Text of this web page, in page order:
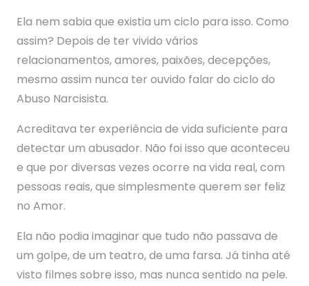
Ela nem sabia que existia um ciclo para isso. Como
assim? Depois de ter vivido vários
relacionamentos, amores, paixões, decepções,
mesmo assim nunca ter ouvido falar do ciclo do
Abuso Narcisista.
Acreditava ter experiência de vida suficiente para
detectar um abusador. Não foi isso que aconteceu
e que por diversas vezes ocorre na vida real, com
pessoas reais, que simplesmente querem ser feliz
no Amor.
Ela não podia imaginar que tudo não passava de
um golpe, de um teatro, de uma farsa. Já tinha até
visto filmes sobre isso, mas nunca sentido na pele.